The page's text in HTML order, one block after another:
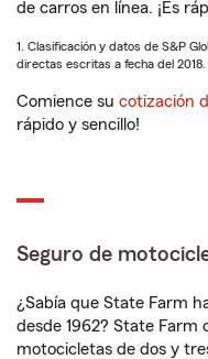
de carros en línea. ¡Es
1. Clasificación y datos de S&P
directas escritas a fecha del 2018.
Comience su cotización
rápido y sencillo!
Seguro de
¿Sabía que State Farm
desde 1962? State
motocicletas de dos y